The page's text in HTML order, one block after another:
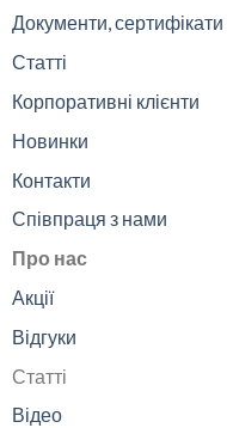
Документи, сертифікати
Статті
Корпоративні клієнти
Новинки
Контакти
Співпраця з нами
Про нас
Акції
Відгуки
Статті
Відео